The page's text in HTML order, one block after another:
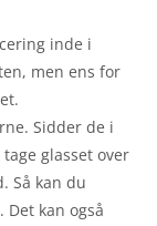
inde i
men ens for
Sidder de i
glasset over
Så kan du
kan også